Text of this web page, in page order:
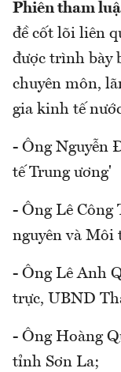
Phiên tham
đề cốt lõi liên
được trình bày
chuyên môn,
gia kinh tế
- Ông Nguyễn
tế Trung ương'
- Ông Lê Công
nguyên và Môi
- Ông Lê Anh
trực, UBND
- Ông Hoàng
tỉnh Sơn La;